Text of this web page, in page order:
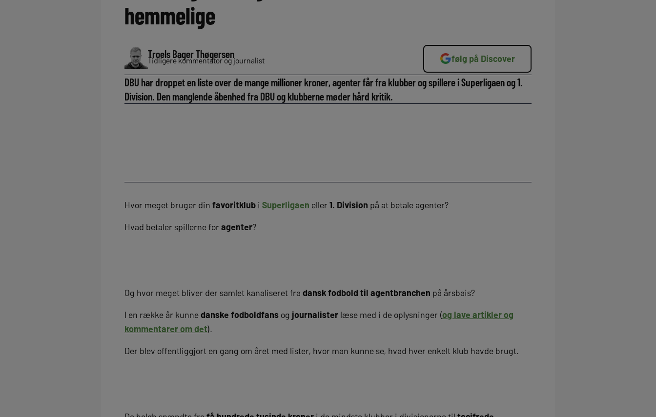
hemmelige
Troels Bager Thøgersen
Tidligere kommentator og journalist følg på Discover
DBU har droppet en liste over de mange millioner kroner, agenter får fra klubber og spillere i Superligaen og 1.
Division. Den manglende åbenhed fra DBU og klubberne møder hård kritik.
Hvor meget bruger din favoritklub i Superligaen eller 1. Division på at betale agenter?
Hvad betaler spillerne for agenter?
Og hvor meget bliver der samlet kanaliseret fra dansk fodbold til agentbranchen på årsbais?
I en række år kunnedanske fodboldfans og journalister læse med i de oplysninger (og lave artikler og
kommentarer om det).
Der blev offentliggjort en gang om året med lister, hvor man kunne se, hvad hver enkelt klub havde brugt.